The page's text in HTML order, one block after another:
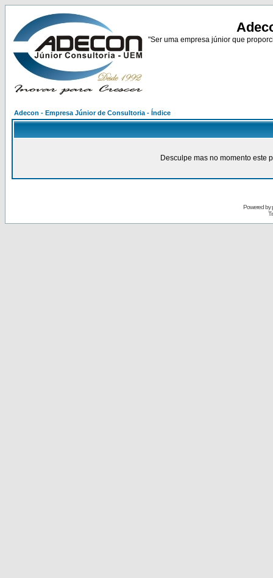
"Ser uma empresa júnior que
Adecon - Empresa Júnior de Consultoria - Índice
Desculpe mas no momento este
Powered by